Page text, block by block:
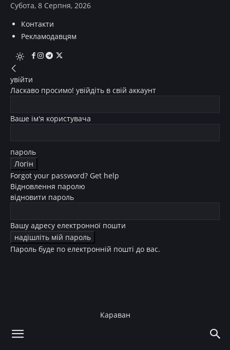
Субота, 8 Серпня, 2026
Контакти
Рекламодавцям
увійти
Ласкаво просимо! увійдіть в свій аккаунт
Ваше ім'я користувача
пароль
Forgot your password? Get help
Відновлення паролю
відновити пароль
Вашу адресу електронної пошти
Пароль буде по електронній пошті до вас.
Караван